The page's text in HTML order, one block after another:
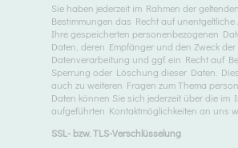
Sie haben jederzeit im Rahmen der
Bestimmungen das Recht auf unentgeltliche
Ihre gespeicherten personenbezogenen
Daten, deren Empfänger und den Zweck der
Datenverarbeitung und ggf. ein Recht auf
Sperrung oder Löschung dieser Daten.
auch zu weiteren Fragen zum Thema
Daten können Sie sich jederzeit über die im
aufgeführten Kontaktmöglichkeiten an uns
SSL- bzw. TLS-Verschlüsselung